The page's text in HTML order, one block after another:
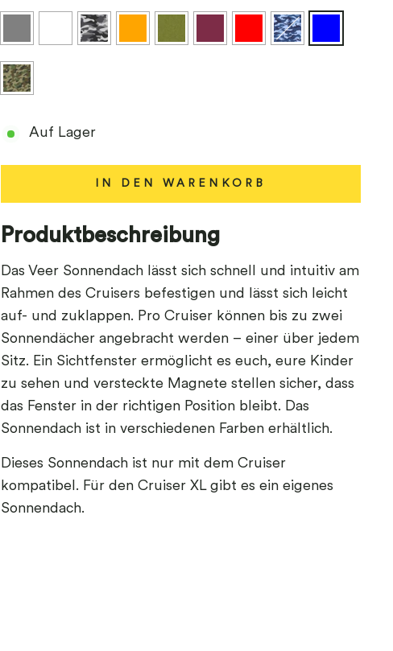
Auf Lager
IN DEN WARENKORB
Produktbeschreibung
Das Veer Sonnendach lässt sich schnell und intuitiv am
Rahmen des Cruisers befestigen und lässt sich leicht
auf- und zuklappen. Pro Cruiser können bis zu zwei
Sonnendächer angebracht werden – einer über jedem
Sitz. Ein Sichtfenster ermöglicht es euch, eure Kinder
zu sehen und versteckte Magnete stellen sicher, dass
das Fenster in der richtigen Position bleibt. Das
Sonnendach ist in verschiedenen Farben erhältlich.
Dieses Sonnendach ist nur mit dem Cruiser
kompatibel. Für den Cruiser XL gibt es ein eigenes
Sonnendach.